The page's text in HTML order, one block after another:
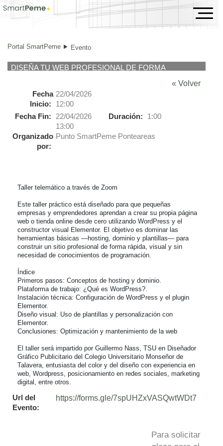
Evento
Portal SmartPeme Evento
DISEÑA TU WEB PROFESIONAL DE FORMA
« Volver
Fecha
Inicio:
22/04/2026
12:00
Fecha Fin:
22/04/2026
13:00
Duración: 1:00
Organizado
por:
Punto SmartPeme Ponteareas
Taller telemático a través de Zoom
Este taller práctico está diseñado para que pequeñas
empresas y emprendedores aprendan a crear su propia página
web o tienda online desde cero utilizando WordPress y el
constructor visual Elementor. El objetivo es dominar las
herramientas básicas —hosting, dominio y plantillas— para
construir un sitio profesional de forma rápida, visual y sin
necesidad de conocimientos de programación.
Índice
Primeros pasos: Conceptos de hosting y dominio.
Plataforma de trabajo: ¿Qué es WordPress?.
Instalación técnica: Configuración de WordPress y el plugin
Elementor.
Diseño visual: Uso de plantillas y personalización con
Elementor.
Conclusiones: Optimización y mantenimiento de la web
El taller será impartido por Guillermo Nass, TSU en Diseñador
Gráfico Publicitario del Colegio Universitario Monseñor de
Talavera, entusiasta del color y del diseño con experiencia en
web, Wordpress, posicionamiento en redes sociales, marketing
digital, entre otros.
Url del
Evento:
https://forms.gle/7spUHZxVASQwtWDt7
Para solicitar